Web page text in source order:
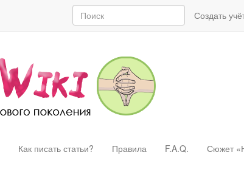
Создать
Как писать статьи? Правила F.A.Q. Сюжет